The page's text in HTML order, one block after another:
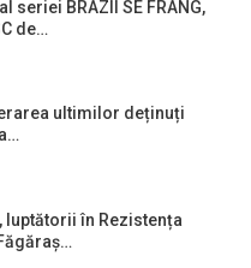
seriei BRAZII SE FRÂNG,
de…
ultimilor deținuți
luptătorii în Rezistența